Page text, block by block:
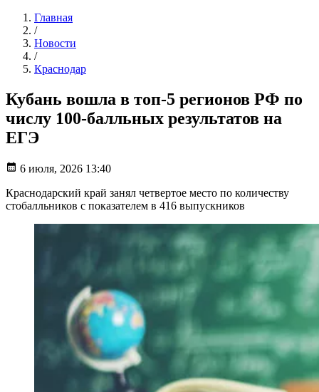
Главная
/
Новости
/
Краснодар
Кубань вошла в топ-5 регионов РФ по
числу 100-балльных результатов на
ЕГЭ
6 июля, 2026 13:40
Краснодарский край занял четвертое место по количеству
стобалльников с показателем в 416 выпускников